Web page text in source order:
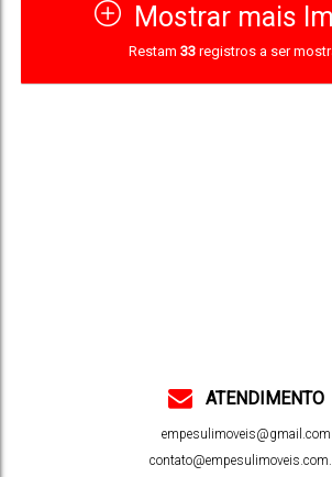
Mostrar mais
Restam 33registros a ser
ATENDIMENTO
empesulimoveis@gmail.com